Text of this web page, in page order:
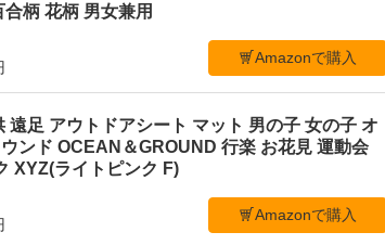
柄 花柄 男女兼用
Amazonで購入
遠足 アウトドアシート マット 男の子 女の子 オ
ンド OCEAN＆GROUND 行楽 お花見 運動会
XYZ(ライトピンク F)
Amazonで購入